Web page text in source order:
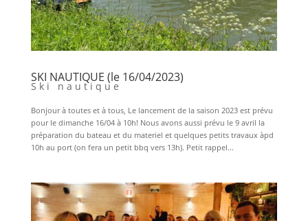
SKI NAUTIQUE (le 16/04/2023)
Ski nautique
Bonjour à toutes et à tous, Le lancement de la saison 2023 est prévu
pour le dimanche 16/04 à 10h! Nous avons aussi prévu le 9 avril la
préparation du bateau et du materiel et quelques petits travaux àpd
10h au port (on fera un petit bbq vers 13h). Petit rappel...